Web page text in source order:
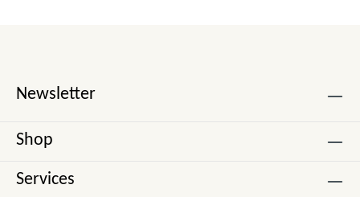
Newsletter
Shop
Services